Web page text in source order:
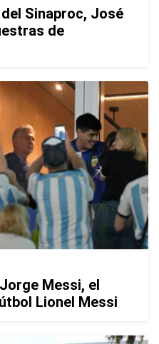
Sinaproc, José
de
Messi, el
Lionel Messi